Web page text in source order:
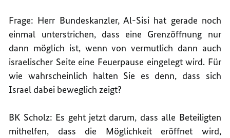
Frage: Herr Bundeskanzler, Al-Sisi hat gerade noch
einmal unterstrichen, dass eine Grenzöffnung nur
dann möglich ist, wenn von vermutlich dann auch
israelischer Seite eine Feuerpause eingelegt wird. Für
wie wahrscheinlich halten Sie es denn, dass sich
Israel dabei beweglich zeigt?
BK Scholz: Es geht jetzt darum, dass alle Beteiligten
mithelfen, dass die Möglichkeit eröffnet wird,